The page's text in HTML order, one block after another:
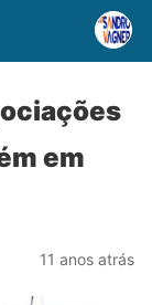
em
11 anos atrás